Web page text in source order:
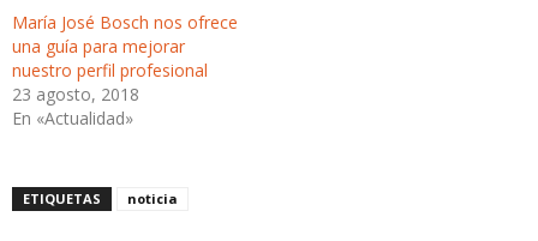
María José Bosch nos ofrece
una guía para mejorar
nuestro perfil profesional
23 agosto, 2018
En «Actualidad»
ETIQUETAS noticia